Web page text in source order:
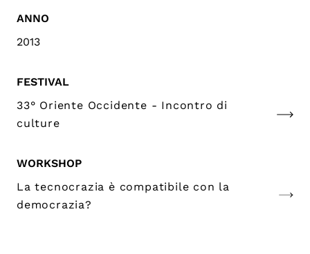
ANNO
2013
FESTIVAL
33° Oriente Occidente - Incontro di
culture
WORKSHOP
La tecnocrazia è compatibile con la
democrazia?